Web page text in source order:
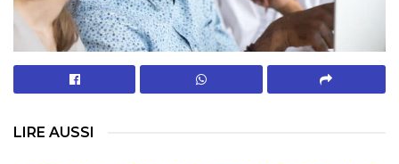
LIRE AUSSI